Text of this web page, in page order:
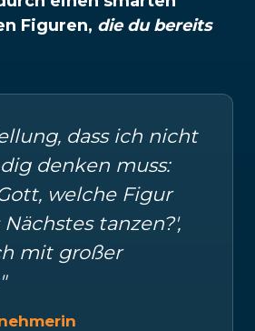
Figuren, die du bereits
dass ich nicht
denken muss:
welche Figur
tanzen?',
mit großer